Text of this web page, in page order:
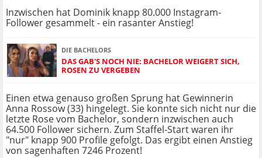
Inzwischen hat Dominik knapp 80.000 Instagram-
Follower gesammelt - ein rasanter Anstieg!
DIE BACHELORS
DAS GAB'S NOCH NIE: BACHELOR WEIGERT SICH,
ROSEN ZU VERGEBEN
Einen etwa genauso großen Sprung hat Gewinnerin
Anna Rossow (33) hingelegt. Sie konnte sich nicht nur die
letzte Rose vom Bachelor, sondern inzwischen auch
64.500 Follower sichern. Zum Staffel-Start waren ihr
"nur" knapp 900 Profile gefolgt. Das ergibt einen Anstieg
von sagenhaften 7246 Prozent!